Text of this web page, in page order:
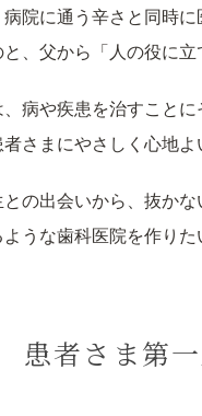
院に通う辛さと同時
、父から「人の役に
病や疾患を治すこと
さまにやさしく心地
の出会いから、抜か
うな歯科医院を作りた
患者さま第